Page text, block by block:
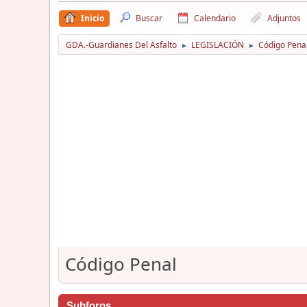
Inicio Buscar Calendario Adjuntos
GDA.-Guardianes Del Asfalto ► LEGISLACIÓN ► Código
Código Penal